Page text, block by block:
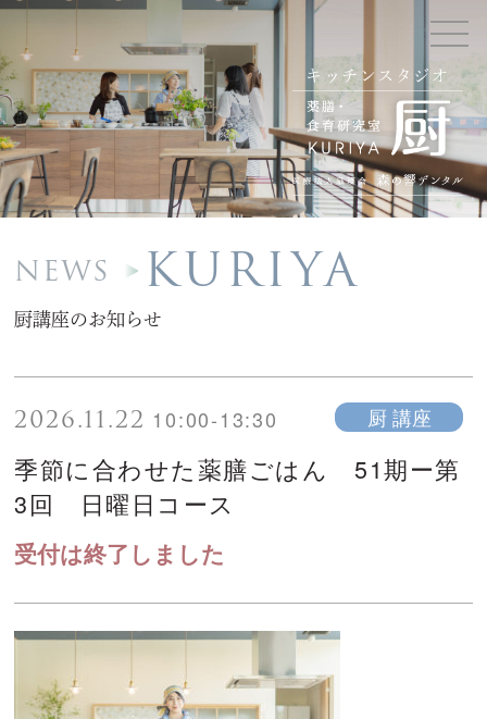
キッチンスタジオ
NEWS KURIYA
厨講座のお知らせ
2026.11.22 10:00-13:30 厨 講座
季節に合わせた薬膳ごはん 51期ー第
3回 日曜日コース
受付は終了しました